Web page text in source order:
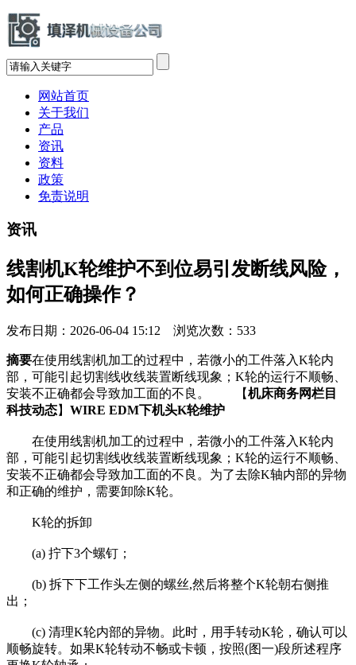
网站首页
关于我们
产品
资讯
资料
政策
免责说明
资讯
线割机K轮维护不到位易引发断线风险，
如何正确操作？
发布日期：2026-06-04 15:12 浏览次数： 533
摘要在使用线割机加工的过程中，若微小的工件落入K轮内
部，可能引起切割线收线装置断线现象；K轮的运行不顺畅、
安装不正确都会导致加工面的不良。 【机床商务网栏目
科技动态】 WIRE EDM下机头K轮维护
在使用线割机加工的过程中，若微小的工件落入K轮内
部，可能引起切割线收线装置断线现象；K轮的运行不顺畅、
安装不正确都会导致加工面的不良。为了去除K轴内部的异物
和正确的维护，需要卸除K轮。
K轮的拆卸
(a) 拧下3个螺钉；
(b) 拆下下工作头左侧的螺丝,然后将整个K轮朝右侧推
出；
(c) 清理K轮内部的异物。此时，用手转动K轮，确认可以
顺畅旋转。如果K轮转动不畅或卡顿，按照(图一)段所述程序